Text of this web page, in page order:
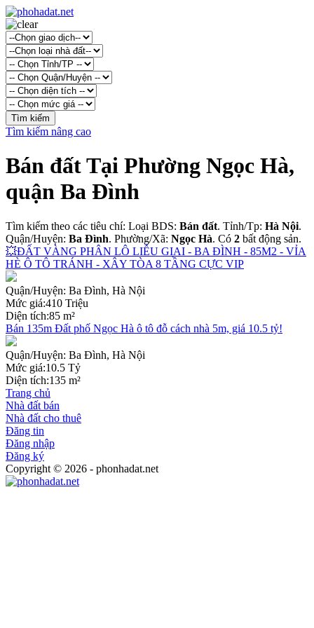
Tìm kiếm nâng cao
Bán đất Tại Phường Ngọc Hà,
quận Ba Đình
Tìm kiếm theo các tiêu chí: Loại BDS: Bán đất. Tỉnh/Tp: Hà Nội.
Quận/Huyện: Ba Đình. Phường/Xã: Ngọc Hà. Có 2 bất động sản.
💥ĐẤT VÀNG PHÂN LÔ LIỄU GIAI - BA ĐÌNH - 85M2 - VỈA
HÈ Ô TÔ TRÁNH - XÂY TÒA 8 TẦNG CỰC VIP
Quận/Huyện: Ba Đình, Hà Nội
Mức giá:410 Triệu
Diện tích:85 m²
Bán 135m Đất phố Ngọc Hà ô tô đỗ cách nhà 5m, giá 10.5 tỷ!
Quận/Huyện: Ba Đình, Hà Nội
Mức giá:10.5 Tỷ
Diện tích:135 m²
Trang chủ
Nhà đất bán
Nhà đất cho thuê
Đăng tin
Đăng nhập
Đăng ký
Copyright © 2026 - phonhadat.net